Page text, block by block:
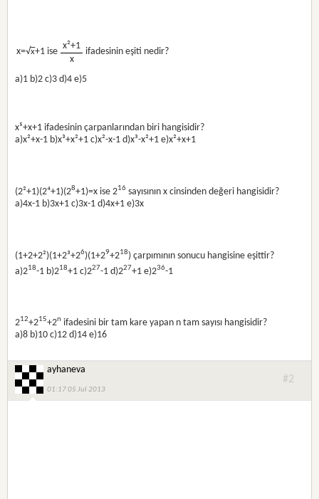
x=√x+1 ise
x²+1
x
ifadesinin eşiti nedir?
a)1 b)2 c)3 d)4 e)5
x⁵+x+1 ifadesinin çarpanlarından biri hangisidir?
a)x²+x-1 b)x³+x²+1 c)x²-x-1 d)x³-x²+1 e)x²+x+1
(2²+1)(2⁴+1)(28+1)=x ise 216 sayısının x cinsinden değeri hangisidir?
a)4x-1 b)3x+1 c)3x-1 d)4x+1 e)3x
(1+2+2²)(1+2³+26)(1+29+218) çarpımının sonucu hangisine eşittir?
a)218-1 b)218+1 c)227-1 d)227+1 e)236-1
212+215+2n ifadesini bir tam kare yapan n tam sayısı hangisidir?
a)8 b)10 c)12 d)14 e)16
ayhaneva
01:17 05 Jul 2013
#2